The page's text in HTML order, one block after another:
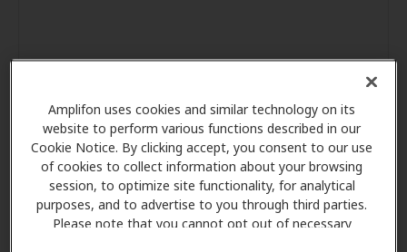
Amplifon uses cookies and similar technology on its
website to perform various functions described in our
Cookie Notice. By clicking accept, you consent to our use
of cookies to collect information about your browsing
session, to optimize site functionality, for analytical
purposes, and to advertise to you through third parties.
Please note that you cannot opt out of necessary
Las Ventajas de los Miembros
de Amplifon en AudioNova,